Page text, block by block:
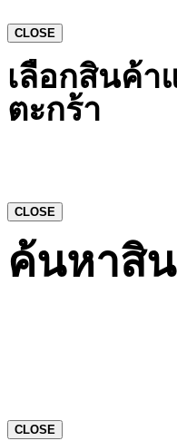
CLOSE
เลือกสินค้า
ตะกร้า
CLOSE
ค้นหาสิ
CLOSE